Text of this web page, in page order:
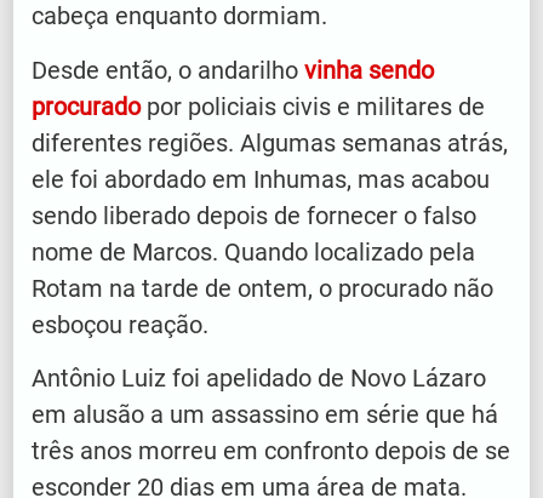
cabeça enquanto dormiam.
Desde então, o andarilhovinha sendo
procuradopor policiais civis e militares de
diferentes regiões. Algumas semanas atrás,
ele foi abordado em Inhumas, mas acabou
sendo liberado depois de fornecer o falso
nome de Marcos. Quando localizado pela
Rotam na tarde de ontem, o procurado não
esboçou reação.
Antônio Luiz foi apelidado de Novo Lázaro
em alusão a um assassino em série que há
três anos morreu em confronto depois de se
esconder 20 dias em uma área de mata.